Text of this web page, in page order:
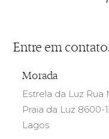
Entre em contato.
Morada
Estrela da Luz
Praia da Luz 8600-
Lagos